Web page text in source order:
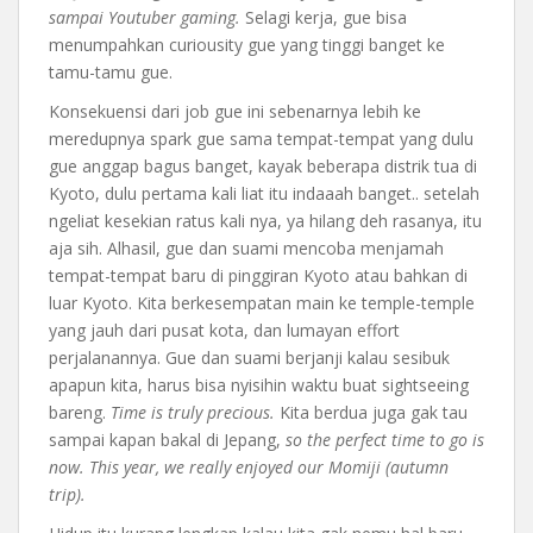
sampai Youtuber gaming. Selagi kerja, gue bisa
menumpahkan curiousity gue yang tinggi banget ke
tamu-tamu gue.
Konsekuensi dari job gue ini sebenarnya lebih ke
meredupnya spark gue sama tempat-tempat yang dulu
gue anggap bagus banget, kayak beberapa distrik tua di
Kyoto, dulu pertama kali liat itu indaaah banget.. setelah
ngeliat kesekian ratus kali nya, ya hilang deh rasanya, itu
aja sih. Alhasil, gue dan suami mencoba menjamah
tempat-tempat baru di pinggiran Kyoto atau bahkan di
luar Kyoto. Kita berkesempatan main ke temple-temple
yang jauh dari pusat kota, dan lumayan effort
perjalanannya. Gue dan suami berjanji kalau sesibuk
apapun kita, harus bisa nyisihin waktu buat sightseeing
bareng. Time is truly precious. Kita berdua juga gak tau
sampai kapan bakal di Jepang, so the perfect time to go is
now. This year, we really enjoyed our Momiji (autumn
trip).